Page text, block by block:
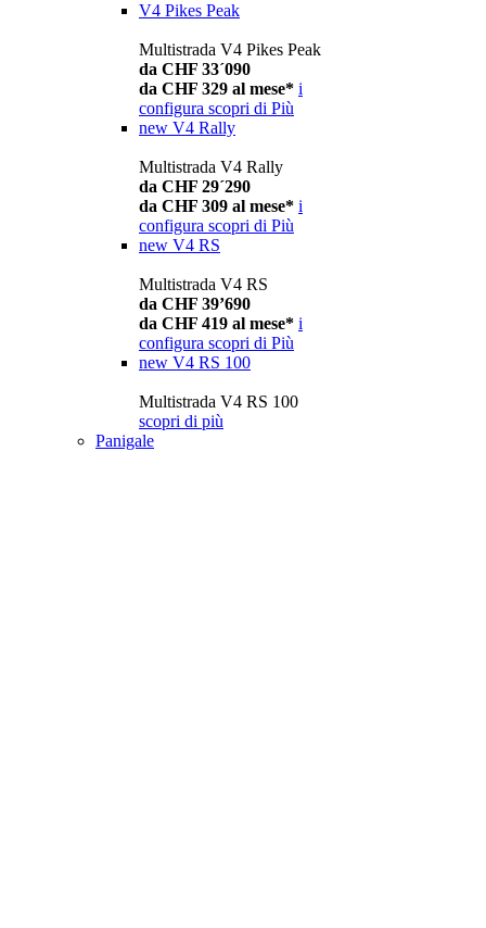
V4 Pikes Peak
Multistrada V4 Pikes Peak
da CHF 33´090
da CHF 329 al mese* i
configura scopri di Più
new V4 Rally
Multistrada V4 Rally
da CHF 29´290
da CHF 309 al mese* i
configura scopri di Più
new V4 RS
Multistrada V4 RS
da CHF 39’690
da CHF 419 al mese* i
configura scopri di Più
new V4 RS 100
Multistrada V4 RS 100
scopri di più
Panigale